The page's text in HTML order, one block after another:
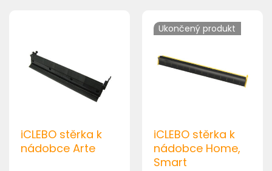
iCLEBO stěrka k
nádobce Arte
Ukončený produkt
iCLEBO stěrka k
nádobce Home,
Smart